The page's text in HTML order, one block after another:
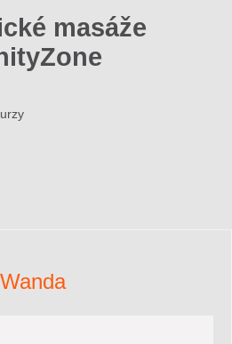
Wanda